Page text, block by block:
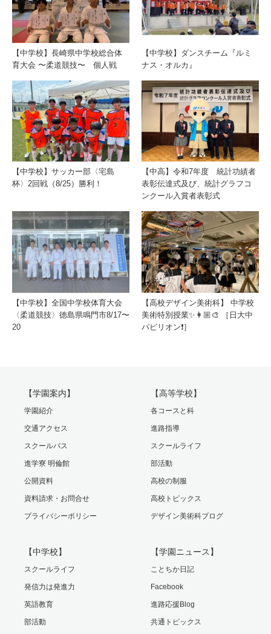
【中学校】長崎県中学校総合体
育大会 〜柔道競技〜 個人戦
【中学校】ダンスチーム『ルミ
ナス・オルカ』
【中学校】サッカー部〈宅島
杯〉2回戦（8/25）勝利！
【中高】令和7年度 統計功績者
表彰伝達式及び、統計グラフコ
ンクール入賞者表彰式
【中学校】全国中学校体育大会
〈柔道競技〉徳島県鳴門市8/17〜
20
【高校デザイン美術科】 中学校
美術特別授業✨👩🏼‍🎨 ［日大中
パビリオン❗️］
【学園案内】
学園紹介
交通アクセス
スクールバス
進学寮 明倫館
公開資料
資料請求・お問合せ
プライバシーポリシー
【高等学校】
各コースと科
進路指導
スクールライフ
部活動
高校の制服
高校トピックス
デザイン美術科ブログ
【中学校】
スクールライフ
発信力は発進力
英語教育
部活動
【学園ニュース】
ことちか日記
Facebook
進路応援Blog
共通トピックス